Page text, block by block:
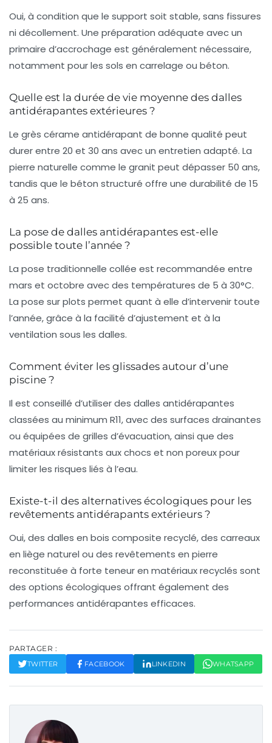
Oui, à condition que le support soit stable, sans fissures
ni décollement. Une préparation adéquate avec un
primaire d’accrochage est généralement nécessaire,
notamment pour les sols en carrelage ou béton.
Quelle est la durée de vie moyenne des dalles
antidérapantes extérieures ?
Le grès cérame antidérapant de bonne qualité peut
durer entre 20 et 30 ans avec un entretien adapté. La
pierre naturelle comme le granit peut dépasser 50 ans,
tandis que le béton structuré offre une durabilité de 15
à 25 ans.
La pose de dalles antidérapantes est-elle
possible toute l’année ?
La pose traditionnelle collée est recommandée entre
mars et octobre avec des températures de 5 à 30°C.
La pose sur plots permet quant à elle d’intervenir toute
l’année, grâce à la facilité d’ajustement et à la
ventilation sous les dalles.
Comment éviter les glissades autour d’une
piscine ?
Il est conseillé d’utiliser des dalles antidérapantes
classées au minimum R11, avec des surfaces drainantes
ou équipées de grilles d’évacuation, ainsi que des
matériaux résistants aux chocs et non poreux pour
limiter les risques liés à l’eau.
Existe-t-il des alternatives écologiques pour les
revêtements antidérapants extérieurs ?
Oui, des dalles en bois composite recyclé, des carreaux
en liège naturel ou des revêtements en pierre
reconstituée à forte teneur en matériaux recyclés sont
des options écologiques offrant également des
performances antidérapantes efficaces.
PARTAGER :
TWITTER FACEBOOK LINKEDIN WHATSAPP